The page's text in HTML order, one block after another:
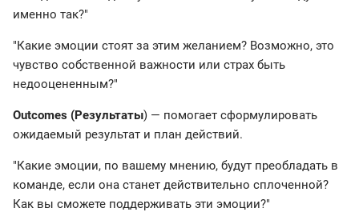
именно так?"
"Какие эмоции стоят за этим желанием? Возможно, это
чувство собственной важности или страх быть
недооцененным?"
Outcomes (Результаты) — помогает сформулировать
ожидаемый результат и план действий.
"Какие эмоции, по вашему мнению, будут преобладать в
команде, если она станет действительно сплоченной?
Как вы сможете поддерживать эти эмоции?"